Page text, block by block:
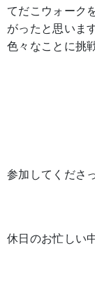
てだこウォーク
がったと思いま
色々なことに挑
参加してくださ
休日のお忙しい